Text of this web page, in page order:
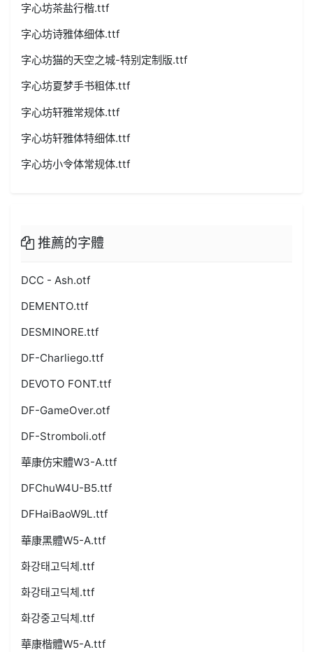
字心坊茶盐行楷.ttf
字心坊诗雅体细体.ttf
字心坊猫的天空之城-特别定制版.ttf
字心坊夏梦手书粗体.ttf
字心坊轩雅常规体.ttf
字心坊轩雅体特细体.ttf
字心坊小令体常规体.ttf
推薦的字體
DCC - Ash.otf
DEMENTO.ttf
DESMINORE.ttf
DF-Charliego.ttf
DEVOTO FONT.ttf
DF-GameOver.otf
DF-Stromboli.otf
華康仿宋體W3-A.ttf
DFChuW4U-B5.ttf
DFHaiBaoW9L.ttf
華康黑體W5-A.ttf
화강태고딕체.ttf
화강태고딕체.ttf
화강중고딕체.ttf
華康楷體W5-A.ttf